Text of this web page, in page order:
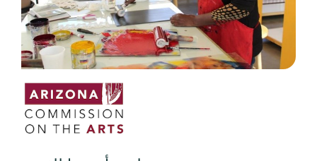
لجنة أريزونا للفنون
لجنة الفنون في ولاية أريزونا هي وكالة تابعة لولاية
أريزونا، مهمتها خلق الفرص لجميع سكان أريزونا
للمشاركة في الفنون وتجربتها. ولتحقيق هذه الغاية،
نقدم المنح والدعم لتنمية مجتمعات الفنون المستدامة
وتعزيز وصول الجمهور على مستوى الولاية إلى